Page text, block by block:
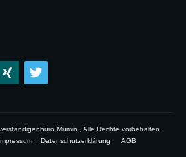
Mumin , Alle Rechte vorbehalten.
Datenschutzerklärung AGB